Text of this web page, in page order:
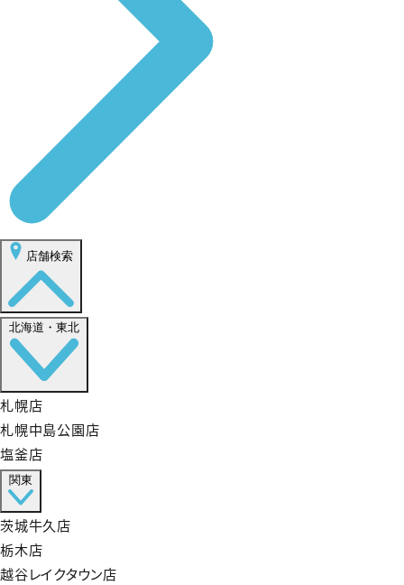
店舗検索
北海道・東北
札幌店
札幌中島公園店
塩釜店
関東
茨城牛久店
栃木店
越谷レイクタウン店